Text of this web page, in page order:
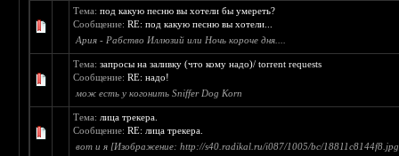
Тема:под какую песню вы хотели бы умереть?
Сообщение:RE: под какую песню вы хотели...
Ария - Рабство Иллюзий или Ночь короче дня....
Тема:запросы на заливку (что кому надо)/ torrent requests
Сообщение:RE: надо!
мож есть у когонить Sniffer Dog Korn
Тема: лица трекера.
Сообщение:RE: лица трекера.
вот и я [Изображение: http://s40.radikal.ru/i087/1005/bc/